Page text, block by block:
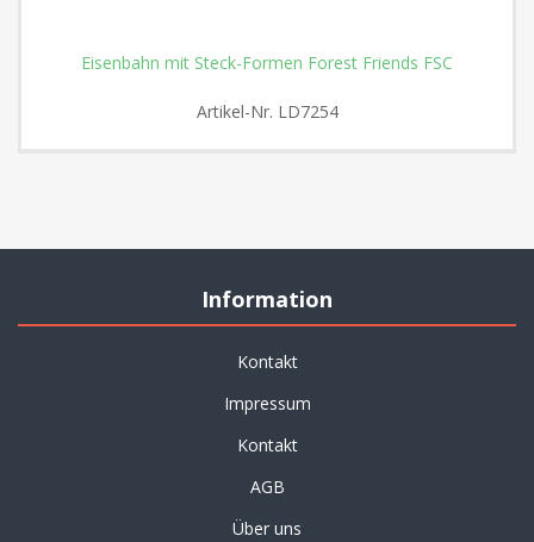
Eisenbahn mit Steck-Formen Forest Friends FSC
Artikel-Nr. LD7254
Information
Kontakt
Impressum
Kontakt
AGB
Über uns